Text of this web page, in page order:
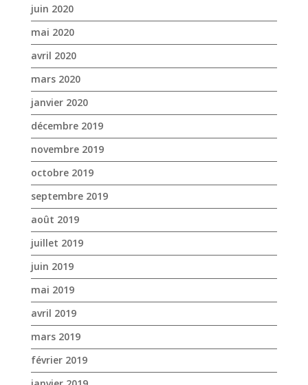
juin 2020
mai 2020
avril 2020
mars 2020
janvier 2020
décembre 2019
novembre 2019
octobre 2019
septembre 2019
août 2019
juillet 2019
juin 2019
mai 2019
avril 2019
mars 2019
février 2019